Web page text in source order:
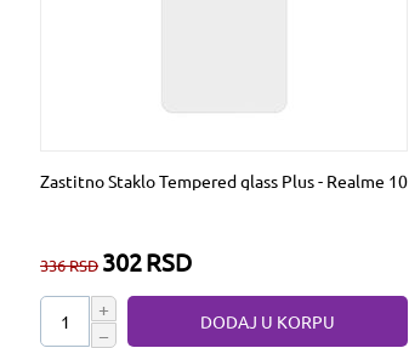
Zastitno Staklo Tempered glass Plus - Realme 10
336RSD 302RSD
+
−
DODAJ U KORPU